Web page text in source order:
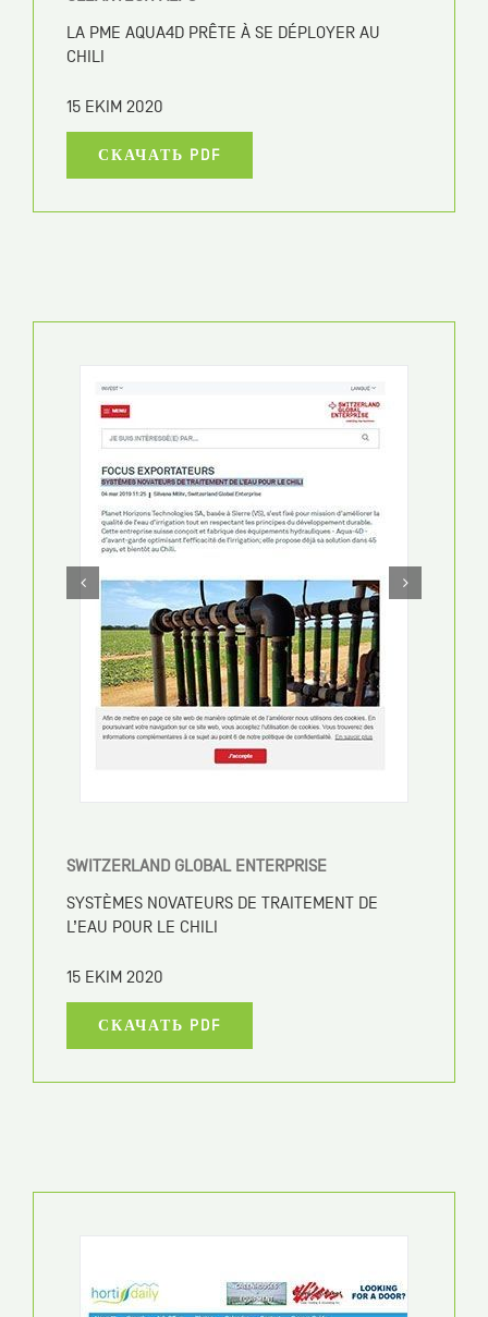
SWITZERLAND GLOBAL ENTERPRISE
15 EKIM 2020
HORTIDAILY
“CHEMICAL-FREE BIOFILM ELIMINATION IS
HERE”
15 EKIM 2020
СКАЧАТЬ PDF
AQUA4D WATER SOLUTIONS: ACTIVE SUR LE
PLAN MONDIAL, LA CLEANTECH VALAISANNE
EST PASSÉE DU STATUT DE START-UP À CELUI DE
PME
15 EKIM 2020